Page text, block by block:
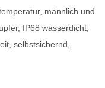
männlich und
IP68 wasserdicht,
selbstsichernd,